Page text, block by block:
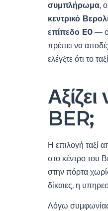
συμπλήρωμα,
κεντρικό
επίπεδο E0 — ο
πρέπει να
ελέγξτε ότι το
BER;
Η επιλογή ταξί
στο κέντρο του
στην πόρτα
δίκαιες, η
Λόγω συμφωνίας